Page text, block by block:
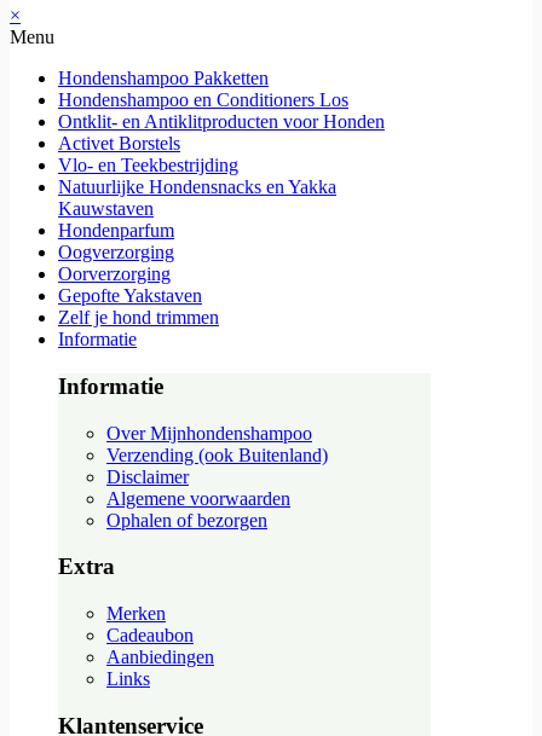
×
Menu
Hondenshampoo Pakketten
Hondenshampoo en Conditioners Los
Ontklit- en Antiklitproducten voor Honden
Activet Borstels
Vlo- en Teekbestrijding
Natuurlijke Hondensnacks en Yakka
Kauwstaven
Hondenparfum
Oogverzorging
Oorverzorging
Gepofte Yakstaven
Zelf je hond trimmen
Informatie
Informatie
Over Mijnhondenshampoo
Verzending (ook Buitenland)
Disclaimer
Algemene voorwaarden
Ophalen of bezorgen
Extra
Merken
Cadeaubon
Aanbiedingen
Links
Klantenservice